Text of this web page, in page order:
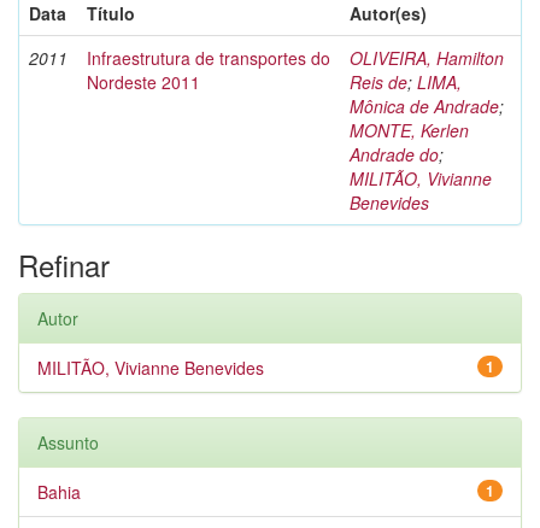
Data
Título
Autor(es)
2011
Infraestrutura de transportes do
Nordeste 2011
OLIVEIRA, Hamilton
Reis de; LIMA,
Mônica de Andrade;
MONTE, Kerlen
Andrade do;
MILITÃO, Vivianne
Benevides
Refinar
Autor
1
MILITÃO, Vivianne Benevides
Assunto
1
Bahia